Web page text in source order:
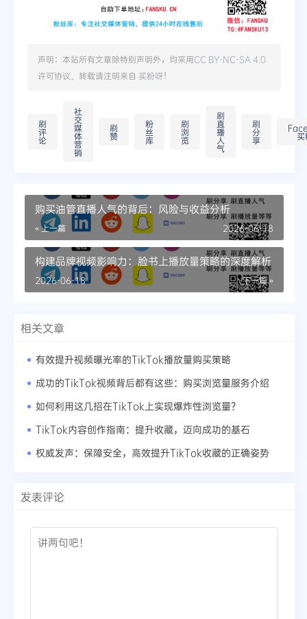
声明：本站所有文章除特别声明外，均采用CC BY-NC-SA 4.0
许可协议。转载请注明来自 买粉呀！
刷
评
论
社
交
媒
体
营
销
刷
赞
粉
丝
库
刷
浏
览
刷
直
播
人
气
刷
分
享 买
购买油管直播人气的背后：风险与收益分析
« 上一篇 2026-06-18
构建品牌视频影响力：脸书上播放量策略的深度解析
下一篇 »
2026-06-18
相关文章
有效提升视频曝光率的TikTok播放量购买策略
成功的TikTok视频背后都有这些：购买浏览量服务介绍
如何利用这几招在TikTok上实现爆炸性浏览量？
TikTok内容创作指南：提升收藏，迈向成功的基石
权威发声：保障安全，高效提升TikTok收藏的正确姿势
发表评论